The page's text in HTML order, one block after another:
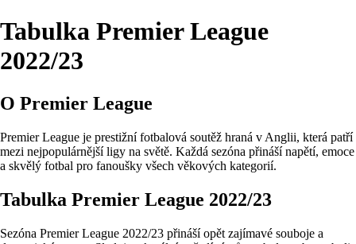
Tabulka Premier League
2022/23
O Premier League
Premier League je prestižní fotbalová soutěž hraná v Anglii, která patří
mezi nejpopulárnější ligy na světě. Každá sezóna přináší napětí, emoce
a skvělý fotbal pro fanoušky všech věkových kategorií.
Tabulka Premier League 2022/23
Sezóna Premier League 2022/23 přináší opět zajímavé souboje a